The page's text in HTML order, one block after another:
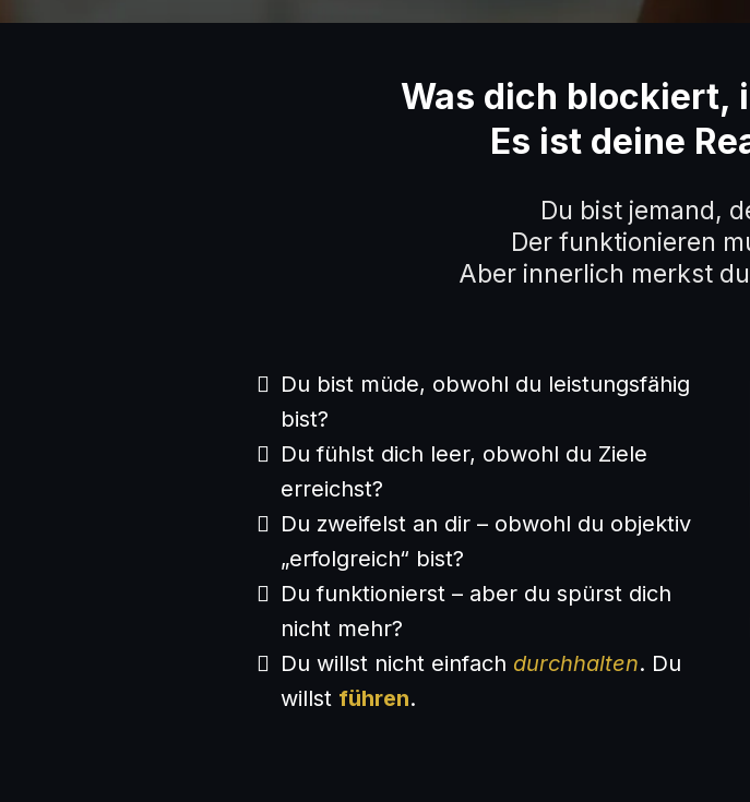
Was dich blockiert,
Es ist deine
Du bist jemand,
Der funktionieren
Aber innerlich merkst
Du bist müde, obwohl du leistungsfähig
bist?
Du fühlst dich leer, obwohl du Ziele
erreichst?
Du zweifelst an dir – obwohl du objektiv
„erfolgreich“ bist?
Du funktionierst – aber du spürst dich
nicht mehr?
Du willst nicht einfach durchhalten. Du
willst führen.